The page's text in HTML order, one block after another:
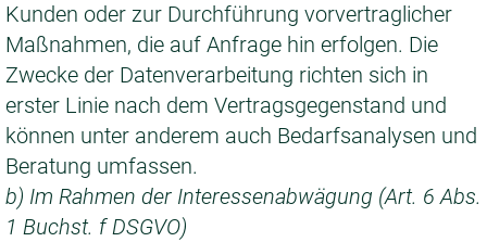
Kunden oder zur Durchführung vorvertraglicher
Maßnahmen, die auf Anfrage hin erfolgen. Die
Zwecke der Datenverarbeitung richten sich in
erster Linie nach dem Vertragsgegenstand und
können unter anderem auch Bedarfsanalysen und
Beratung umfassen.
b) Im Rahmen der Interessenabwägung (Art. 6 Abs.
1 Buchst. f DSGVO)